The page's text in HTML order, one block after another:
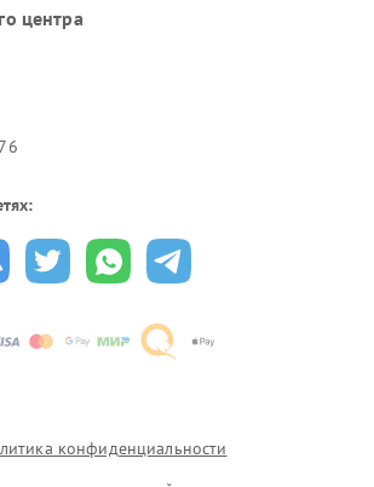
центра
конфиденциальности